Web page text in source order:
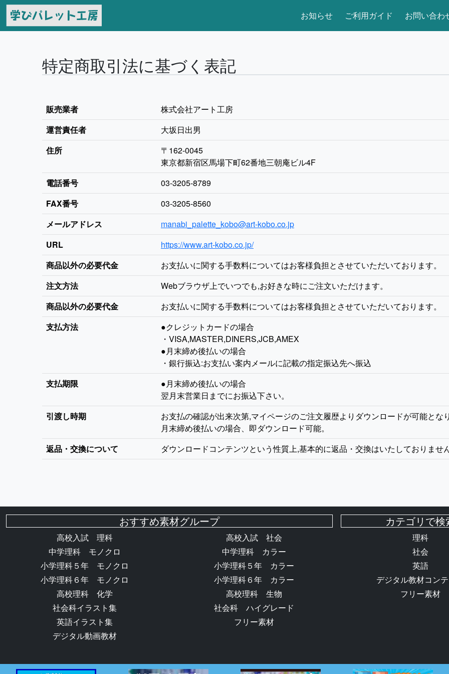
お知らせ ご利用ガイド お問い合わ
特定商取引法に基づく表記
販売業者
株式会社アート工房
運営責任者
大坂日出男
住所
〒162-0045
東京都新宿区馬場下町62番地三朝庵ビル4F
電話番号
03-3205-8789
FAX番号
03-3205-8560
メールアドレス
manabi_palette_kobo@art-kobo.co.jp
URL
https://www.art-kobo.co.jp/
商品以外の必要代金
お支払いに関する手数料についてはお客様負担とさせていただいております。
注文方法
Webブラウザ上でいつでも,お好きな時にご注文いただけます。
商品以外の必要代金
お支払いに関する手数料についてはお客様負担とさせていただいております。
支払方法
●クレジットカードの場合
・VISA,MASTER,DINERS,JCB,AMEX
●月末締め後払いの場合
・銀行振込:お支払い案内メールに記載の指定振込先へ振込
支払期限
●月末締め後払いの場合
翌月末営業日までにお振込下さい。
引渡し時期
お支払の確認が出来次第,マイページのご注文履歴よりダウンロードが可能となり
月末締め後払いの場合、即ダウンロード可能。
返品・交換について
ダウンロードコンテンツという性質上,基本的に返品・交換はいたしておりませ
おすすめ素材グループ
高校入試 理科
高校入試 社会
中学理科 モノクロ
中学理科 カラー
小学理科５年 モノクロ
小学理科５年 カラー
小学理科６年 モノクロ
小学理科６年 カラー
高校理科 化学
高校理科 生物
社会科イラスト集
社会科 ハイグレード
英語イラスト集
フリー素材
デジタル動画教材
カテゴリで検
理科
社会
英語
デジタル教材コン
フリー素材